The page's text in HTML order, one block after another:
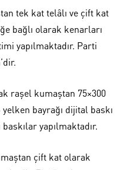
tek kat telâlı ve çift kat
bağlı olarak kenarları
yapılmaktadır. Parti
raşel kumaştan 75×300
bayrağı dijital baskı
yapılmaktadır.
çift kat olarak